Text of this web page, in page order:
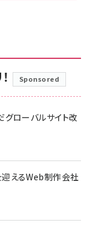
Sponsored
ローバルサイト改
えるWeb制作会社